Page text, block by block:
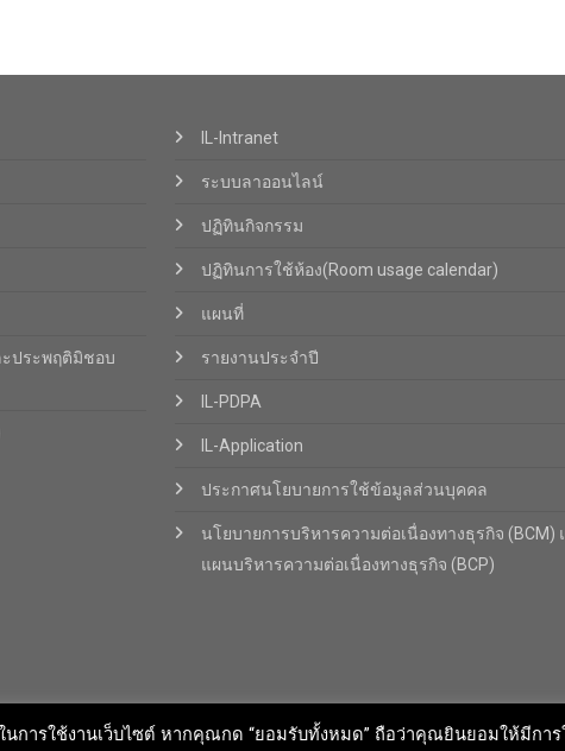
ะประพฤติมิชอบ
IL-Intranet
ระบบลาออนไลน์
ปฏิทินกิจกรรม
ปฏิทินการใช้ห้อง(Room usage calendar)
แผนที่
รายงานประจำปี
IL-PDPA
IL-Application
ประกาศนโยบายการใช้ข้อมูลส่วนบุคคล
นโยบายการบริหารความต่อเนื่องทางธุรกิจ (BCM)
แผนบริหารความต่อเนื่องทางธุรกิจ (BCP)
นการใช้งานเว็บไซต์ หากคุณกด “ยอมรับทั้งหมด” ถือว่าคุณยินยอมให้มีกา